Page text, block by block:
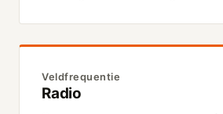
Veldfrequentie
Radio